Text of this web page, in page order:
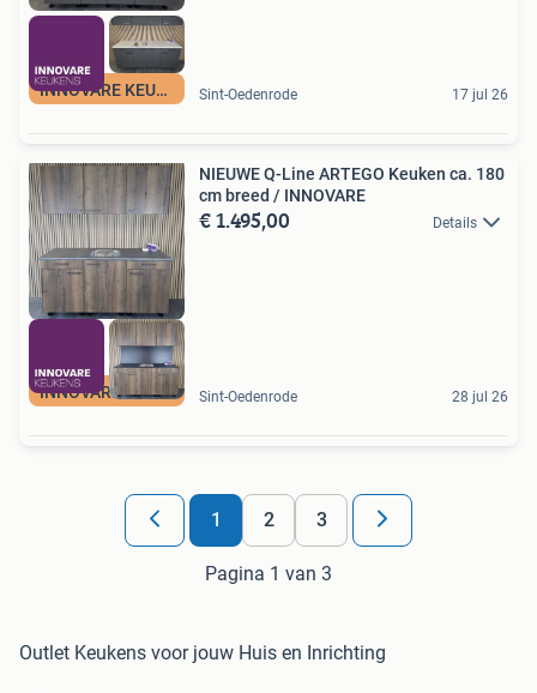
INNOVARE KEUKENS Sint-Oedenrode 17 jul 26
INNOVARE KEUKENS
NIEUWE Q-Line ARTEGO Keuken ca. 180
cm breed / INNOVARE
€ 1.495,00 Details
Sint-Oedenrode 28 jul 26
1 2 3
Pagina 1 van 3
Outlet Keukens voor jouw Huis en Inrichting